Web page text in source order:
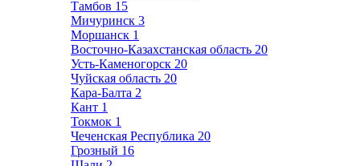
Тамбов 15
Мичуринск 3
Моршанск 1
Восточно-Казахстанская область 20
Усть-Каменогорск 20
Чуйская область 20
Кара-Балта 2
Кант 1
Токмок 1
Чеченская Республика 20
Грозный 16